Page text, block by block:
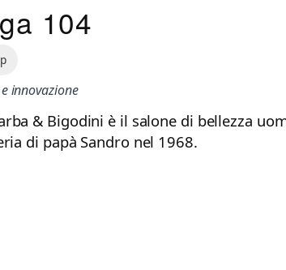
104
innovazione
& Bigodini è il salone di bellezza
di papà Sandro nel 1968.